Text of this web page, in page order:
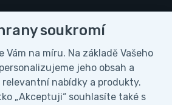
důvodu čerpání
CZK
Ochrana osobních údajů
soukromí
Vám na míru. Na základě Vašeho
jeho obsah a
relevantní nabídky a produkty.
„Akceptuji“ souhlasíte také s